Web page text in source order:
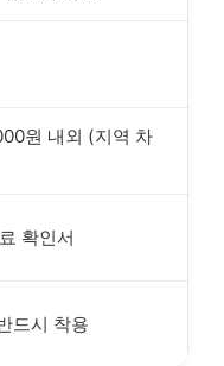
원 내외 (지역 차
확인서
드시 착용